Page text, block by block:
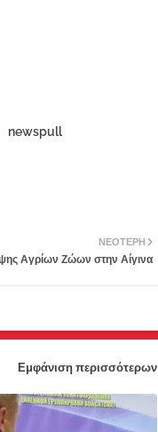
newspull
ΝΕΌΤΕΡΗ
Αγρίων Ζώων στην Αίγινα
Εμφάνιση περισσότερων